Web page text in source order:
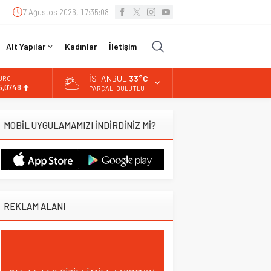
7 Ağustos 2026, 17:35:09
Alt Yapılar Kadınlar İletişim
İSTANBUL 33°C
PARÇALI BULUTLU
MOBİL UYGULAMAMIZI İNDİRDİNİZ Mİ?
REKLAM ALANI